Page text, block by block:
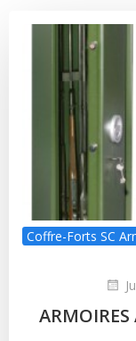
Coffre-Forts SC
ARMOIRES